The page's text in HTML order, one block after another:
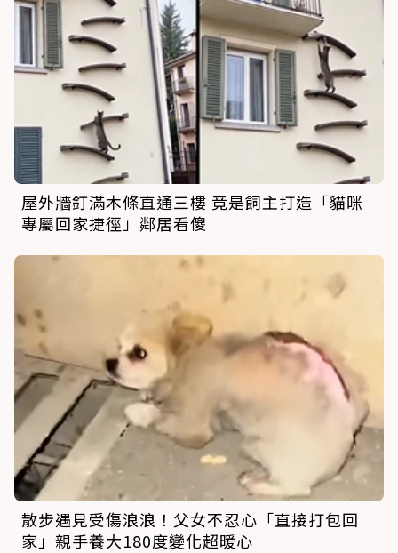
屋外牆釘滿木條直通三樓 竟是飼主打造「貓咪
專屬回家捷徑」鄰居看傻
散步遇見受傷浪浪！父女不忍心「直接打包回
家」親手養大180度變化超暖心